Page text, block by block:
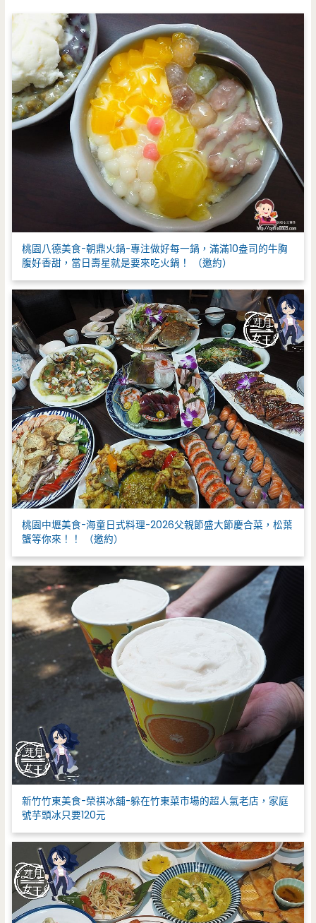
:
桃園八德美食-朝鼎火鍋-專注做好每一鍋，滿滿10盎司的牛胸
腹好香甜，當日壽星就是要來吃火鍋！ （邀約）
桃園中壢美食-海童日式料理-2026父親節盛大節慶合菜，松葉
蟹等你來！！ （邀約）
新竹竹東美食-榮祺冰舖-躲在竹東菜市場的超人氣老店，家庭
號芋頭冰只要120元